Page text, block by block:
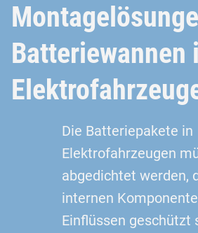
Batteriewannen
Die Batteriepakete in
Elektrofahrzeugen
abgedichtet werden,
internen
Einflüssen geschützt